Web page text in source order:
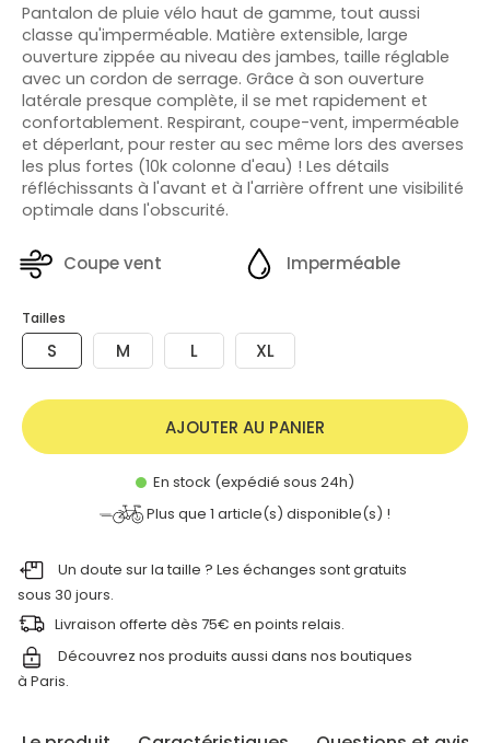
Pantalon de pluie vélo haut de gamme, tout aussi
classe qu'imperméable. Matière extensible, large
ouverture zippée au niveau des jambes, taille réglable
avec un cordon de serrage. Grâce à son ouverture
latérale presque complète, il se met rapidement et
confortablement. Respirant, coupe-vent, imperméable
et déperlant, pour rester au sec même lors des averses
les plus fortes (10k colonne d'eau) ! Les détails
réfléchissants à l'avant et à l'arrière offrent une visibilité
optimale dans l'obscurité.
Coupe vent Imperméable
Tailles
S M L XL
AJOUTER AU PANIER
En stock (expédié sous 24h)
Plus que 1 article(s) disponible(s) !
Un doute sur la taille ? Les échanges sont gratuits
sous 30 jours.
Livraison offerte dès 75€ en points relais.
Découvrez nos produits aussi dans nos boutiques
à Paris.